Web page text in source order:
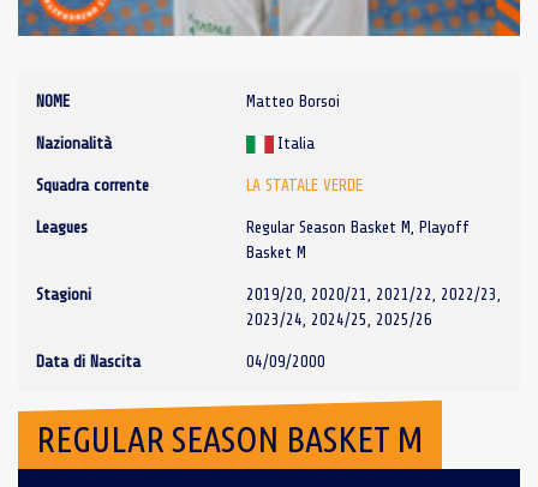
NOME Matteo Borsoi
Nazionalità Italia
Squadra corrente LA STATALE VERDE
Leagues
Regular Season Basket M, Playoff
Basket M
Stagioni
2019/20, 2020/21, 2021/22, 2022/23,
2023/24, 2024/25, 2025/26
Data di Nascita 04/09/2000
REGULAR SEASON BASKET M